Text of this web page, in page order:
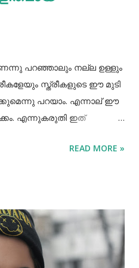
പറഞ്ഞാലും നല്ല ഉള്ളും
സ്ത്രീകളുടെ ഈ മുടി
പറയാം. എന്നാല് ഈ
എന്നുകരുതി ഇത്
വളര്‍ച്ചയ്ക്ക്
മുടി ജട പിടിക്കാനും
കൂടും. മുടി ശരിയായി
ആമസോണിൽ 80% വരെ
READ MORE »